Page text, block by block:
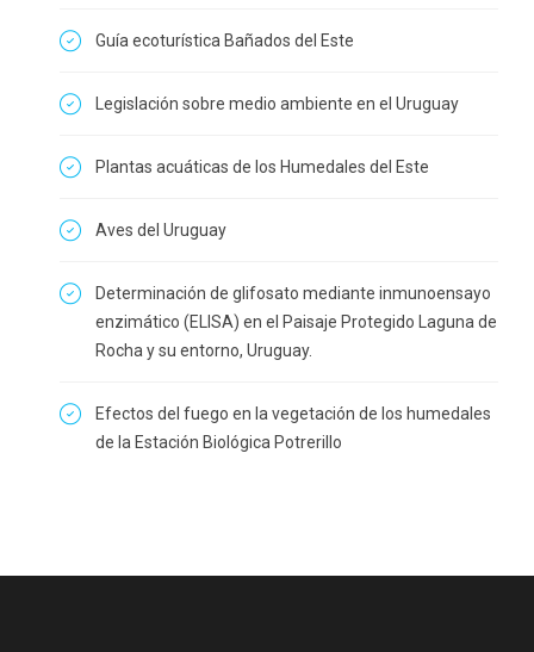
Guía ecoturística Bañados del Este
Legislación sobre medio ambiente en el Uruguay
Plantas acuáticas de los Humedales del Este
Aves del Uruguay
Determinación de glifosato mediante inmunoensayo
enzimático (ELISA) en el Paisaje Protegido Laguna de
Rocha y su entorno, Uruguay.
Efectos del fuego en la vegetación de los humedales
de la Estación Biológica Potrerillo